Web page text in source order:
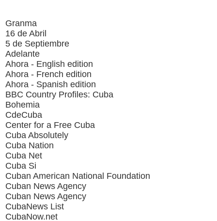
Granma
16 de Abril
5 de Septiembre
Adelante
Ahora - English edition
Ahora - French edition
Ahora - Spanish edition
BBC Country Profiles: Cuba
Bohemia
CdeCuba
Center for a Free Cuba
Cuba Absolutely
Cuba Nation
Cuba Net
Cuba Si
Cuban American National Foundation
Cuban News Agency
Cuban News Agency
CubaNews List
CubaNow.net